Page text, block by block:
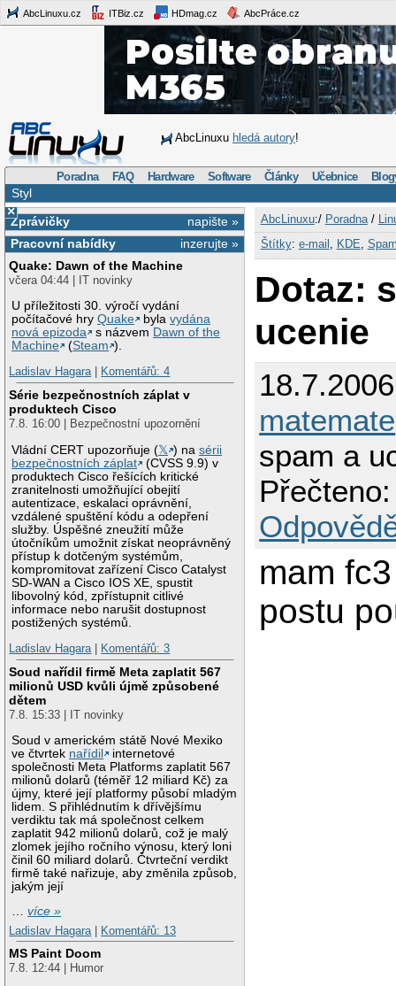
AbcLinuxu.cz ITBiz.cz HDmag.cz AbcPráce.cz
AbcLinuxu hledá autory!
Poradna FAQ Hardware Software Články Učebnice
Styl
×
napište »
Zprávičky
inzerujte »
Pracovní nabídky
Quake: Dawn of the Machine
včera 04:44 | IT novinky
U příležitosti 30. výročí vydání
počítačové hryQuake bylavydána
nová epizoda
s názvem Dawn of the
Machine
(Steam ).
Ladislav Hagara| Komentářů: 4
Série bezpečnostních záplat v
produktech Cisco
7.8. 16:00 | Bezpečnostní upozornění
Vládní CERT upozorňuje (𝕏 ) nasérii
bezpečnostních záplat
(CVSS 9.9) v
produktech Cisco řešících kritické
zranitelnosti umožňující obejití
autentizace, eskalaci oprávnění,
vzdálené spuštění kódu a odepření
služby. Úspěšné zneužití může
útočníkům umožnit získat neoprávněný
přístup k dotčeným systémům,
kompromitovat zařízení Cisco Catalyst
SD-WAN a Cisco IOS XE, spustit
libovolný kód, zpřístupnit citlivé
informace nebo narušit dostupnost
postižených systémů.
Ladislav Hagara| Komentářů: 3
Soud nařídil firmě Meta zaplatit 567
milionů USD kvůli újmě způsobené
dětem
7.8. 15:33 | IT novinky
Soud v americkém státě Nové Mexiko
ve čtvrtek nařídil
internetové
společnosti Meta Platforms zaplatit 567
milionů dolarů (téměř 12 miliard Kč) za
újmy, které její platformy působí mladým
lidem. S přihlédnutím k dřívějšímu
verdiktu tak má společnost celkem
zaplatit 942 milionů dolarů, což je malý
zlomek jejího ročního výnosu, který loni
činil 60 miliard dolarů. Čtvrteční verdikt
firmě také nařizuje, aby změnila způsob,
jakým její
…více »
Ladislav Hagara
Komentářů: 13
MS Paint Doom
7.8. 12:44 | Humor
AbcLinuxu:/ Poradna/
Štítky: e-mail KDE
Dotaz:
ucenie
matemate
spam a
mam
postu